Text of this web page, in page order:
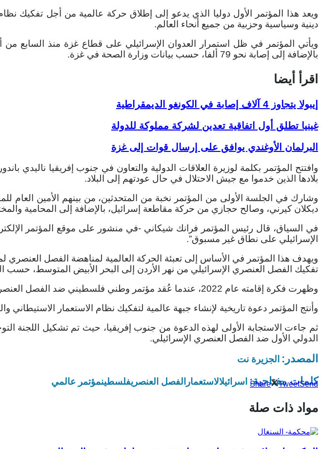
دينية وسياسية وحزبية من جميع أنحاء العالم.
بالإضافة إلى إصابة نحو 79 ألفا، حسب بيانات وزارة الصحة في غزة.
اقرأ أيضا
إيبولا يتجاوز 4 آلاف إصابة في الكونغو الديمقراطية
غينيا تطلق أول اتفاقية تعدين لشركة مملوكة للدولة
البرلمان الأوغندي يوافق على إرسال قوات إلى غزة
وافتتح المؤتمر بكلمة لوزيرة العلاقات الدولية والتعاون في جنوب إفريقيا
بلادها الذين خدموا مع جيش الاحتلال في حال عودتهم إلى البلاد.
وشارك في الجلسة الأولى من المؤتمر نخبة من المتحدثين، من بينهم الأمين العام
ديكلان كيرني، وصالح حجازي من حركة مقاطعة إسرائيل، بالإضافة إلى المحامية
في السياق، قال رئيس المؤتمر فرانك شيكاني -في منشور على موقع المؤتمر
الإسرائيلي على نطاق غير مسبوق”.
ويهدف هذا المؤتمر في الأساس إلى تعبئة الحركة العالمية لمناهضة الفصل
تفكيك الفصل العنصري الإسرائيلي من نهر الأردن إلى البحر الأبيض المتوسط، حسب
وظهرت فكرة إقامته عام 2022، عندما عُقد مؤتمر وطني فلسطيني ضد الفصل العنصري، نظمته عدة منظمات وهيئات رسمية ومجالس حقوقية ومنظمات مدنية.
وأنتج المؤتمر دعوة تاريخية لإنشاء جبهة عالمية لتفكيك نظام الاستعمار الاستيطاني
ثم جاءت الاستجابة الأولى لهذه الدعوة من جنوب إفريقيا، حيث تم تشكيل اللجنة
الدولي الأول ضد الفصل العنصري الإسرائيلي.
المصدر: الجزيرة نت
كلمات مفتاحية: اسرائيلالاستعمار الفصل العنصريفلسطينمؤتمر عالمي Share TweetSend
مواد ذات صلة